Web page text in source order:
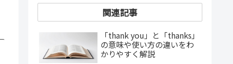
関連記事
「thank you」と「thanks」
の意味や使い方の違いをわ
かりやすく解説